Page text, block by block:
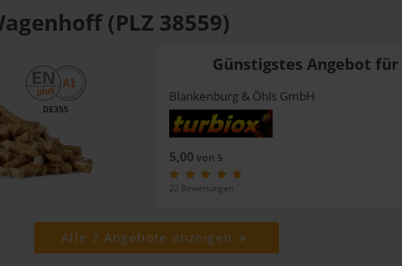
(PLZ 38559)
DE355
Günstigstes Angebot für
Blankenburg & Öhls GmbH
5,00 von 5
22 Bewertungen
Alle 7 Angebote anzeigen